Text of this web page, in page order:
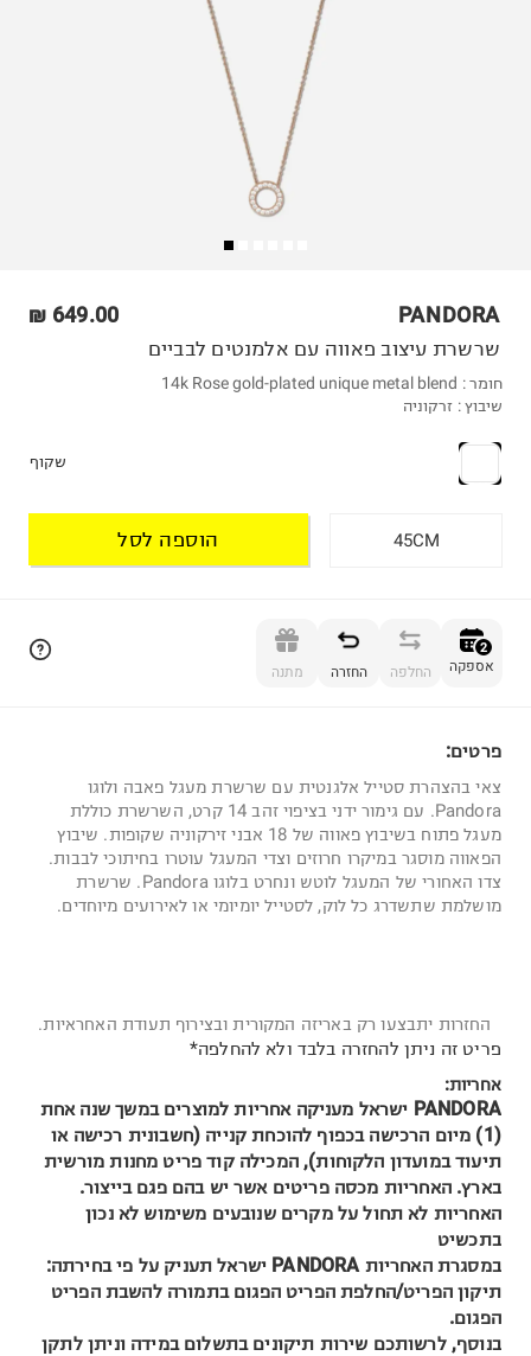
PANDORA
649.00 ₪
שרשרת עיצוב פאווה עם אלמנטים לבביים
חומר : 14k Rose gold-plated unique metal blend
שיבוץ : זרקוניה
שקוף
45CM הוספה לסל
2
אספקה החלפה החזרה מתנה
פרטים:
צאי בהצהרת סטייל אלגנטית עם שרשרת מעגל פאבה ולוגו
Pandora. עם גימור ידני בציפוי זהב 14 קרט, השרשרת כוללת
מעגל פתוח בשיבוץ פאווה של 18 אבני זירקוניה שקופות. שיבוץ
הפאווה מוסגר במיקרו חרוזים וצדי המעגל עוטרו בחיתוכי לבבות.
צדו האחורי של המעגל לוטש ונחרט בלוגו Pandora. שרשרת
מושלמת שתשדרג כל לוק, לסטייל יומיומי או לאירועים מיוחדים.
החזרות יתבצעו רק באריזה המקורית ובצירוף תעודת האחראיות.
פריט זה ניתן להחזרה בלבד ולא להחלפה*
אחריות:
PANDORA ישראל מעניקה אחריות למוצרים במשך שנה אחת
(1) מיום הרכישה בכפוף להוכחת קנייה (חשבונית רכישה או
תיעוד במועדון הלקוחות), המכילה קוד פריט מחנות מורשית
בארץ. האחריות מכסה פריטים אשר יש בהם פגם בייצור.
האחריות לא תחול על מקרים שנובעים משימוש לא נכון
בתכשיט
במסגרת האחריות PANDORA ישראל תעניק על פי בחירתה:
תיקון הפריט/החלפת הפריט הפגום בתמורה להשבת הפריט
הפגום.
בנוסף, לרשותכם שירות תיקונים בתשלום במידה וניתן לתקן